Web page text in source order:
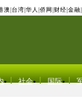
澳 台湾 华人 侨网 财经 金融
社会 国际